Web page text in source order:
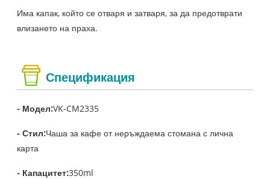
Има капак, който се отваря и затваря, за да предотврати
влизането на праха.
Спецификация
- Модел:VK-CM2335
- Стил:Чаша за кафе от неръждаема стомана с лична
карта
- Капацитет:350ml